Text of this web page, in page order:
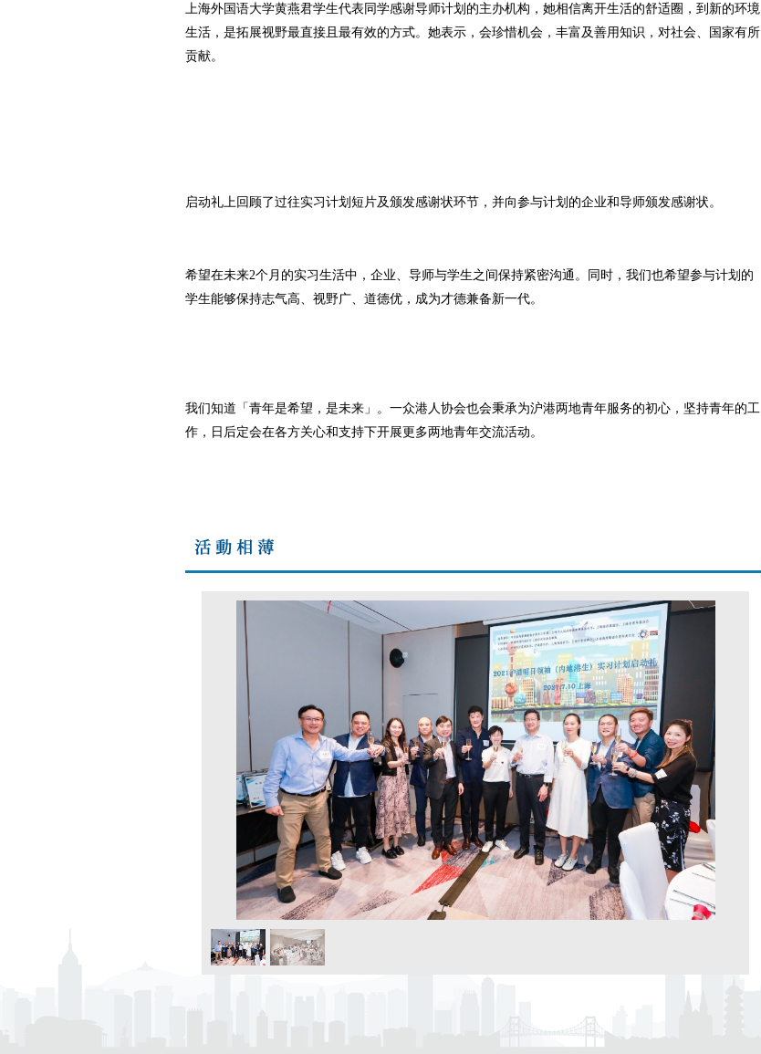
上海外国语大学黄燕君学生代表同学感谢导师计划的主办机构，她相信离开生活的舒适圈，到新的环境
生活，是拓展视野最直接且最有效的方式。她表示，会珍惜机会，丰富及善用知识，对社会、国家有所
贡献。
​启动礼上回顾了过往实习计划短片及颁发感谢状环节，并向参与计划的企业和导师颁发感谢状。
希望在未来2个月的实习生活中，企业、导师与学生之间保持紧密沟通。同时，我们也希望参与计划的
学生能够保持志气高、视野广、道德优，成为才德兼备新一代。
我们知道「青年是希望，是未来」。一众港人协会也会秉承为沪港两地青年服务的初心，坚持青年的工
作，日后定会在各方关心和支持下开展更多两地青年交流活动。